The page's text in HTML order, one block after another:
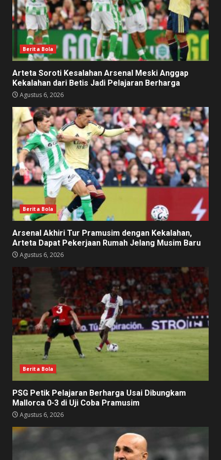
Berita Bola
Arteta Soroti Kesalahan Arsenal Meski Anggap
Kekalahan dari Betis Jadi Pelajaran Berharga
Agustus 6, 2026
Berita Bola
Arsenal Akhiri Tur Pramusim dengan Kekalahan,
Arteta Dapat Pekerjaan Rumah Jelang Musim Baru
Agustus 6, 2026
Berita Bola
PSG Petik Pelajaran Berharga Usai Dibungkam
Mallorca 0-3 di Uji Coba Pramusim
Agustus 6, 2026